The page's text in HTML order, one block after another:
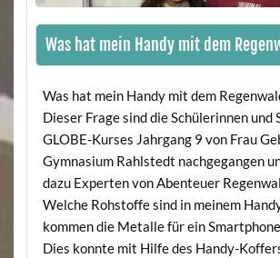
Was hat mein Handy mit dem
Was hat mein Handy mit dem
Dieser Frage sind die Schülerinnen und
GLOBE-Kurses Jahrgang 9 von Frau
Gymnasium Rahlstedt nachgegangen
dazu Experten von Abenteuer
Welche Rohstoffe sind in meinem
kommen die Metalle für ein
Dies konnte mit Hilfe des Handy-